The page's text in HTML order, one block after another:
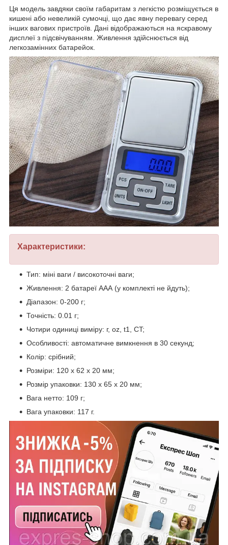
Ця модель завдяки своїм габаритам з легкістю розміщується в
кишені або невеликій сумочці, що дає явну перевагу серед
інших вагових пристроїв. Дані відображаються на яскравому
дисплеї з підсвічуванням. Живлення здійснюється від
легкозамінних батарейок.
Характеристики:
Тип: міні ваги / високоточні ваги;
Живлення: 2 батареї ААА (у комплекті не йдуть);
Діапазон: 0-200 г;
Точність: 0.01 г;
Чотири одиниці виміру: г, oz, t1, CT;
Особливості: автоматичне вимкнення в 30 секунд;
Колір: срібний;
Розміри: 120 х 62 х 20 мм;
Розмір упаковки: 130 х 65 х 20 мм;
Вага нетто: 109 г;
Вага упаковки: 117 г.